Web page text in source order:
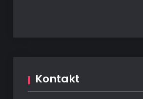
Kontakt